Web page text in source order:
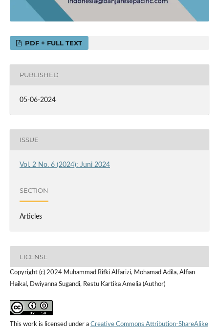
PDF + FULL TEXT
PUBLISHED
05-06-2024
ISSUE
Vol. 2 No. 6 (2024): Juni 2024
SECTION
Articles
LICENSE
Copyright (c) 2024 Muhammad Rifki Alfarizi, Mohamad Adila, Alfian
Haikal, Dwiyanna Sugandi, Restu Kartika Amelia (Author)
This work is licensed under a Creative Commons Attribution-ShareAlike